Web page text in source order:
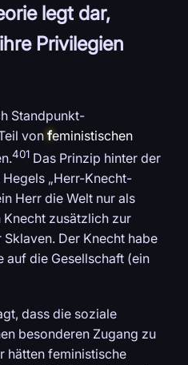
legt dar,
Privilegien
Standpunkt-
von feministischen
401 Das Prinzip hinter der
„Herr-Knecht-
Herr die Welt nur als
zusätzlich zur
Der Knecht habe
auf die Gesellschaft (ein
dass die soziale
besonderen Zugang zu
hätten feministische